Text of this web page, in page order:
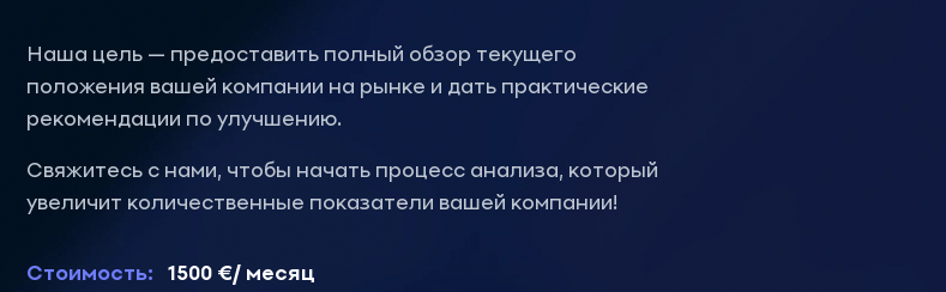
Наша цель — предоставить полный обзор текущего
положения вашей компании на рынке и дать практические
рекомендации по улучшению.
Свяжитесь с нами, чтобы начать процесс анализа, который
увеличит количественные показатели вашей компании!
Стоимость: 1500 €/ месяц